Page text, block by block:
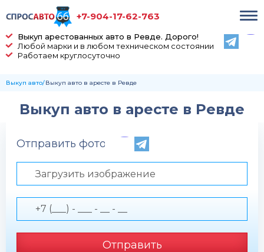
Выкуп арестованных авто в Ревде. Дорого!
Любой марки и в любом техническом состоянии
Работаем круглосуточно
+7-904-17-62-763
Выкуп авто Выкуп авто в аресте в Ревде
Выкуп авто в аресте в Ревде
Отправить фото по телефону
Загрузить изображение
Отправить